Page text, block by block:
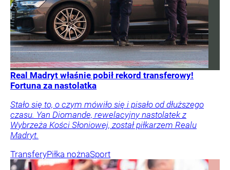
Real Madryt właśnie pobił rekord transferowy!
Fortuna za nastolatka
Stało się to, o czym mówiło się i pisało od dłuższego
czasu. Yan Diomande, rewelacyjny nastolatek z
Wybrzeża Kości Słoniowej, został piłkarzem Realu
Madryt.
TransferyPiłka nożnaSport